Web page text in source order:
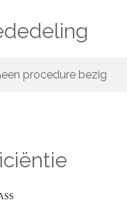
procedure bezig